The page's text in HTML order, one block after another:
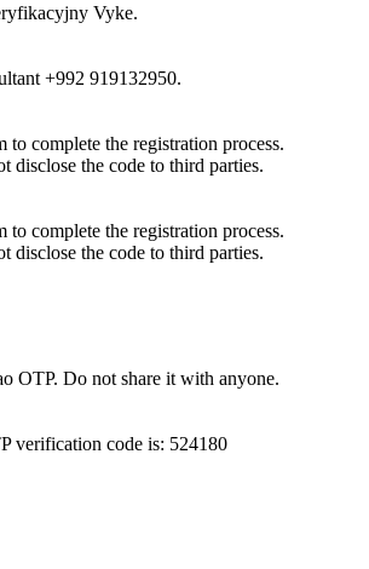
Vyke.
+992 919132950.
complete the registration process.
the code to third parties.
complete the registration process.
the code to third parties.
OTP. Do not share it with anyone.
verification code is: 524180